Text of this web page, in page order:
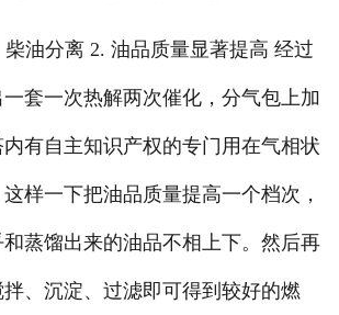
联系我们
油分离 2. 油品质量显著提高 经过
套一次热解两次催化，分气包上加
有自主知识产权的专门用在气相状
样一下把油品质量提高一个档次，
蒸馏出来的油品不相上下。然后再
、沉淀、过滤即可得到较好的燃